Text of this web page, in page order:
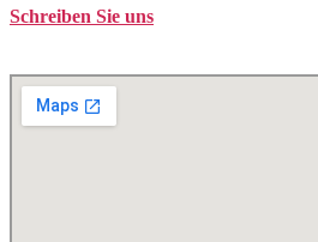
Schreiben Sie uns